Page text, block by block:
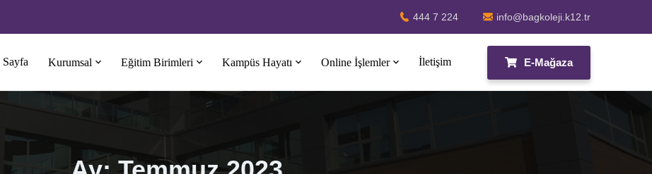
444 7 224 info@bagkoleji.k12.tr
Kurumsal Eğitim Birimleri Kampüs Hayatı Online İşlemler İletişim E-Mağaza